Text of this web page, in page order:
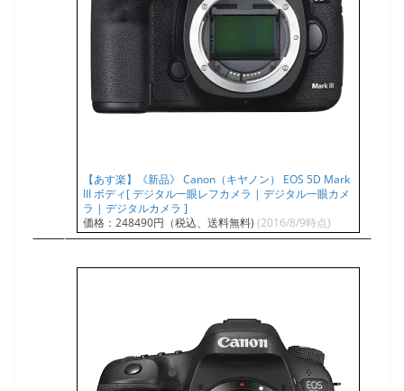
【あす楽】《新品》 Canon（キヤノン） EOS 5D Mark
III ボディ[ デジタル一眼レフカメラ | デジタル一眼カメ
ラ | デジタルカメラ ]
価格：248490円（税込、送料無料) (2016/8/9時点)